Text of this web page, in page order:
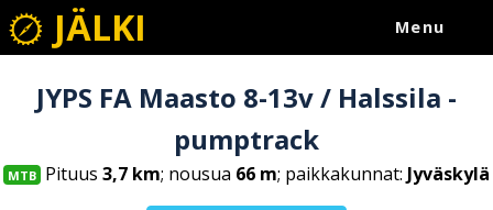
JÄLKI Menu
JYPS FA Maasto 8-13v / Halssila -
pumptrack
MTB Pituus 3,7 km; nousua 66 m; paikkakunnat: Jyväskylä